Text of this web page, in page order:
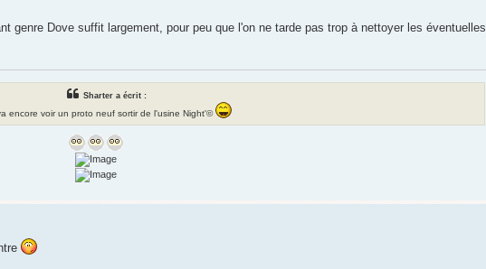
genre Dove suffit largement, pour peu que l'on ne tarde pas trop à nettoyer les éventuelles
Sharter a écrit :
encore voir un proto neuf sortir de l'usine Night'©